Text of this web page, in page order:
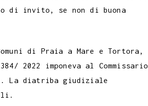
di invito, se non di buona
di Praia a Mare e Tortora,
2022 imponeva al Commissario
La diatriba giudiziale